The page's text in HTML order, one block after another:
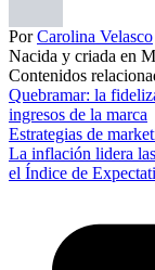
PorCarolina Velasco
Nacida y criada en
Contenidos
Quebramar: la
ingresos de la marca
Estrategias de
La inflación lidera
el Índice de